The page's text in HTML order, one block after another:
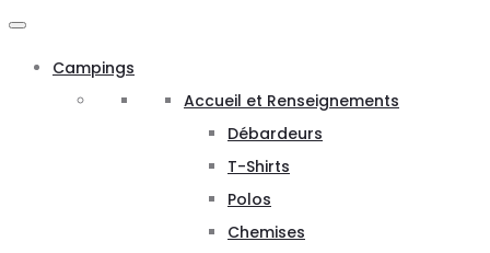
Campings
Accueil et Renseignements
Débardeurs
T-Shirts
Polos
Chemises